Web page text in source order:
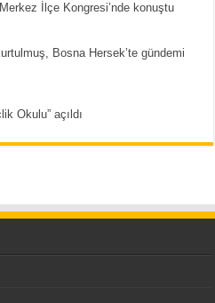
İlçe Kongresi’nde konuştu
Bosna Hersek’te gündemi
Okulu” açıldı